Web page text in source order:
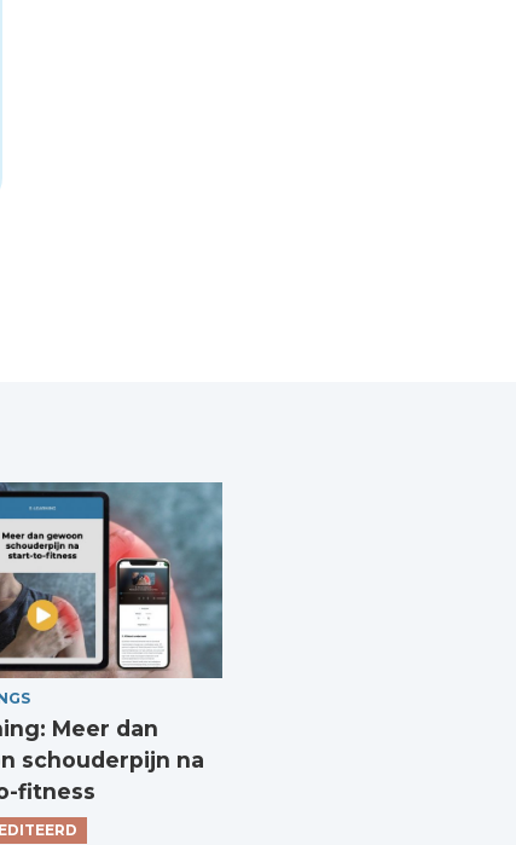
Meer dan
schouderpijn na
fitness